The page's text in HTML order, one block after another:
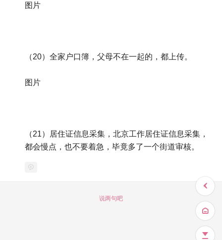
图片
（20）全家户口簿，父母不在一起的，都上传。
图片
（21）居住证信息采集，北京工作居住证信息采集，
都会慢点，也不要着急，毕竟多了一个街道审核。
说两句吧